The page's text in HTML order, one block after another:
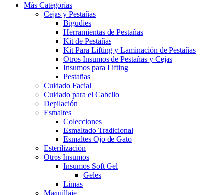
Más Categorías
Cejas y Pestañas
Bigudies
Herramientas de Pestañas
Kit de Pestañas
Kit Para Lifting y Laminación de Pestañas
Otros Insumos de Pestañas y Cejas
Insumos para Lifting
Pestañas
Cuidado Facial
Cuidado para el Cabello
Depilación
Esmaltes
Colecciones
Esmaltado Tradicional
Esmaltes Ojo de Gato
Esterilización
Otros Insumos
Insumos Soft Gel
Geles
Limas
Maquillaje